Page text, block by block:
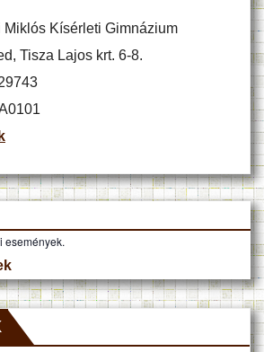
Kísérleti Gimnázium
Tisza Lajos krt. 6-8.
események.